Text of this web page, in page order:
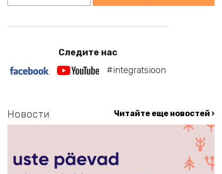
Следите нас
#integratsioon
Читайте еще новостей ›
Новости